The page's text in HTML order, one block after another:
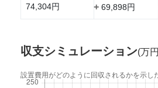
74,304円 +69,898円
収支シミュレーション(万
設置費用がどのように回収されるかを示し